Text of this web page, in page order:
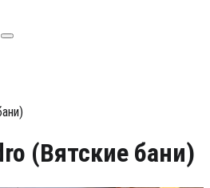
(Вятские бани)